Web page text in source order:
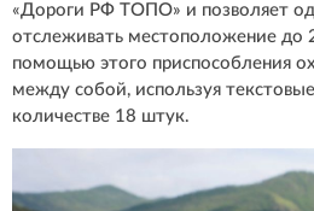
«Дороги РФ ТОПО» и позволяет
отслеживать местоположение до
помощью этого приспособления
между собой, используя
количестве 18 штук.